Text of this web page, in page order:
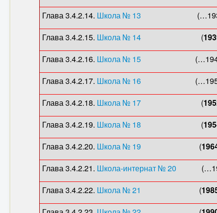
Глава 3.4.2.14. Школа № 13 (…1934 –
Глава 3.4.2.15. Школа № 14 (
Глава 3.4.2.16. Школа № 15 (…1948
Глава 3.4.2.17. Школа № 16 (…1959
Глава 3.4.2.18. Школа № 17 (
Глава 3.4.2.19. Школа № 18 (
Глава 3.4.2.20. Школа № 19 (
Глава 3.4.2.21. Школа-интернат № 20
Глава 3.4.2.22. Школа № 21 (